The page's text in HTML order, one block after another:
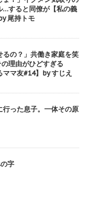
…すると同僚が【私の義
尾持トモ
るの？」共働き家庭を笑
理由がひどすぎる
ママ友#14】by すじえ
った息子。一体その原
字